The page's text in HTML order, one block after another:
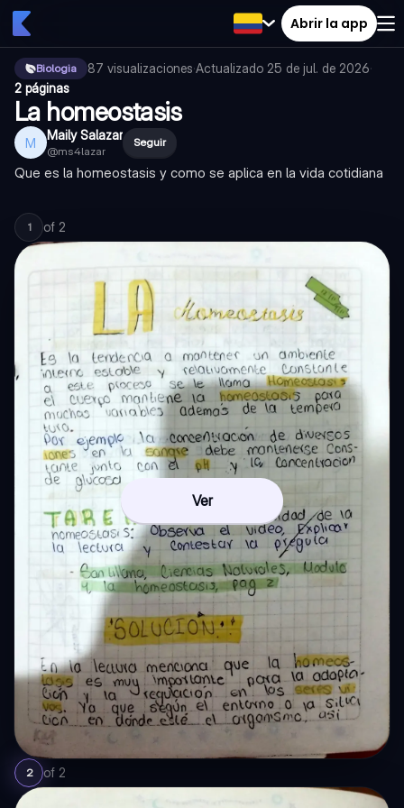
Abrir la app
Biologia 87 visualizaciones·Actualizado 25 de jul. de 2026·
2 páginas
La homeostasis
M Maily Salazar
@ms4lazar
Seguir
Que es la homeostasis y como se aplica en la vida cotidiana
1 of 2
Ver
2 of 2